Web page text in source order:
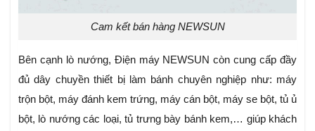
Cam kết bán hàng NEWSUN
Bên cạnh lò nướng, Điện máy NEWSUN còn cung cấp đầy
đủ dây chuyền thiết bị làm bánh chuyên nghiệp như: máy
trộn bột, máy đánh kem trứng, máy cán bột, máy se bột, tủ ủ
bột, lò nướng các loại, tủ trưng bày bánh kem,… giúp khách